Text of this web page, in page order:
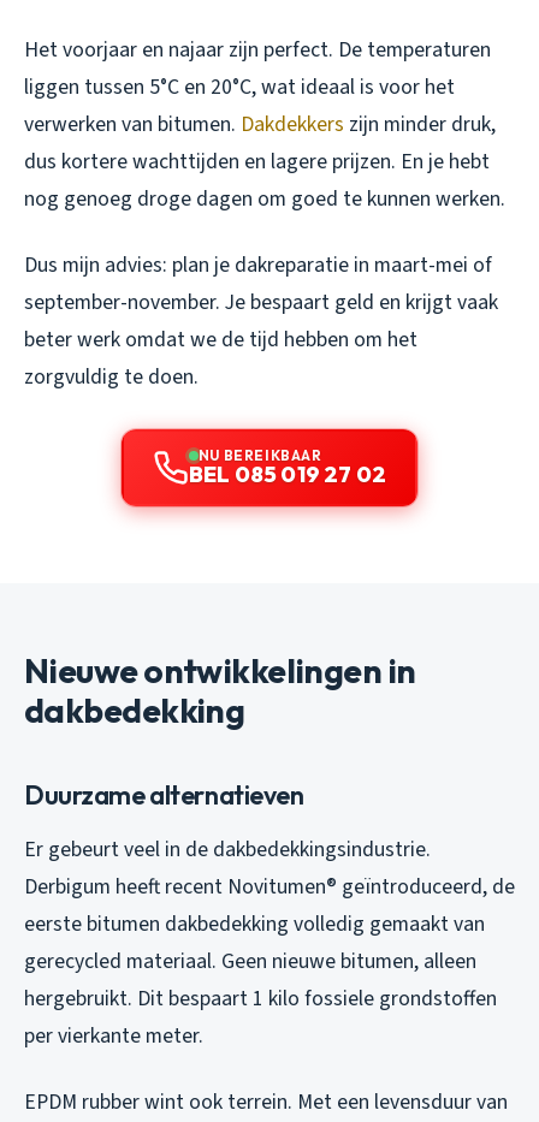
Het voorjaar en najaar zijn perfect. De temperaturen
liggen tussen 5°C en 20°C, wat ideaal is voor het
verwerken van bitumen. Dakdekkers zijn minder druk,
dus kortere wachttijden en lagere prijzen. En je hebt
nog genoeg droge dagen om goed te kunnen werken.
Dus mijn advies: plan je dakreparatie in maart-mei of
september-november. Je bespaart geld en krijgt vaak
beter werk omdat we de tijd hebben om het
zorgvuldig te doen.
NU BEREIKBAAR
BEL 085 019 27 02
Nieuwe ontwikkelingen in
dakbedekking
Duurzame alternatieven
Er gebeurt veel in de dakbedekkingsindustrie.
Derbigum heeft recent Novitumen® geïntroduceerd, de
eerste bitumen dakbedekking volledig gemaakt van
gerecycled materiaal. Geen nieuwe bitumen, alleen
hergebruikt. Dit bespaart 1 kilo fossiele grondstoffen
per vierkante meter.
EPDM rubber wint ook terrein. Met een levensduur van